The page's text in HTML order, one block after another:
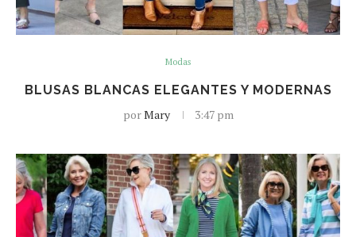
Modas
BLUSAS BLANCAS ELEGANTES Y MODERNAS
porMary 3:47 pm